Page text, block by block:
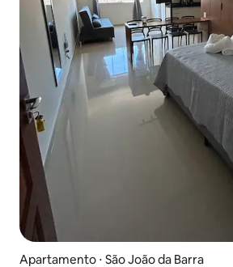
Apartamento ⋅ São João da Barra